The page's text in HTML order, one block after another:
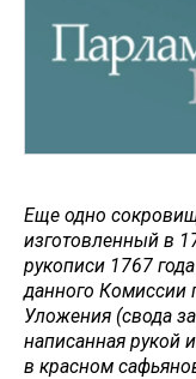
Еще одно
изготовленный в
рукописи 1767
данного Комиссии
Уложения (свода
написанная рукой
в красном